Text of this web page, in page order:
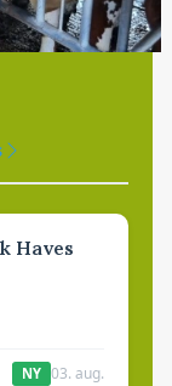
Haves
NY 03. aug.